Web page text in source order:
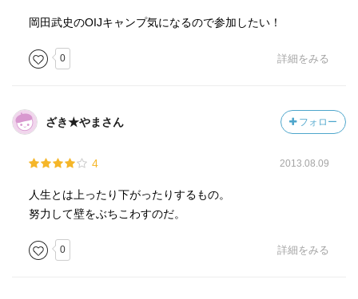
岡田武史のOIJキャンプ気になるので参加したい！
0 詳細をみる
ざき★やまさん フォロー
4 2013.08.09
人生とは上ったり下がったりするもの。
努力して壁をぶちこわすのだ。
0 詳細をみる